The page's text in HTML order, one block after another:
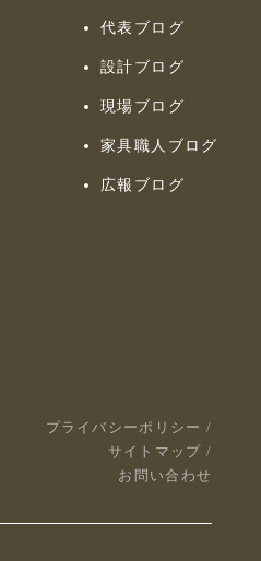
代表ブログ
設計ブログ
現場ブログ
家具職人ブログ
広報ブログ
プライバシーポリシー /
サイトマップ /
お問い合わせ